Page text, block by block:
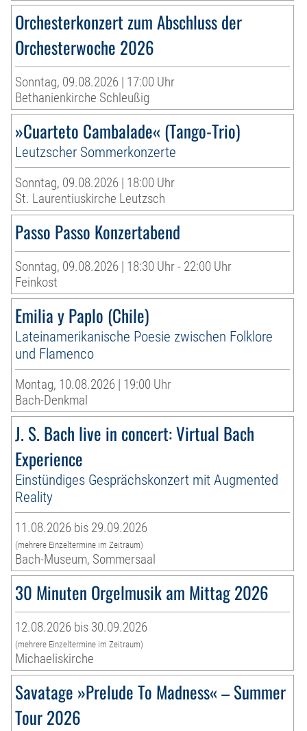
Orchesterkonzert zum Abschluss der
Orchesterwoche 2026
Sonntag, 09.08.2026 | 17:00 Uhr
Bethanienkirche Schleußig
»Cuarteto Cambalade« (Tango-Trio)
Leutzscher Sommerkonzerte
Sonntag, 09.08.2026 | 18:00 Uhr
St. Laurentiuskirche Leutzsch
Passo Passo Konzertabend
Sonntag, 09.08.2026 | 18:30 Uhr - 22:00 Uhr
Feinkost
Emilia y Paplo (Chile)
Lateinamerikanische Poesie zwischen Folklore
und Flamenco
Montag, 10.08.2026 | 19:00 Uhr
Bach-Denkmal
J. S. Bach live in concert: Virtual Bach
Experience
Einstündiges Gesprächskonzert mit Augmented
Reality
11.08.2026 bis 29.09.2026
(mehrere Einzeltermine im Zeitraum)
Bach-Museum, Sommersaal
30 Minuten Orgelmusik am Mittag 2026
12.08.2026 bis 30.09.2026
(mehrere Einzeltermine im Zeitraum)
Michaeliskirche
Savatage »Prelude To Madness« – Summer
Tour 2026